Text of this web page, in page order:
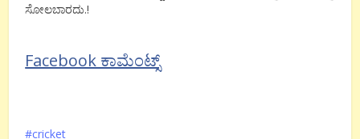
ಸೋಲಬಾರದು.!
Facebook ಕಾಮೆಂಟ್ಸ್
cricket